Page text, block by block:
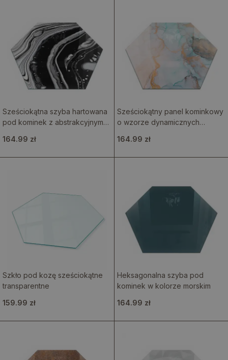
Sześciokątna szyba hartowana
pod kominek z abstrakcyjnym
164.99 zł
Sześciokątny panel kominkowy
o wzorze dynamicznych
164.99 zł
Szkło pod kozę sześciokątne
transparentne
159.99 zł
Heksagonalna szyba pod
kominek w kolorze morskim
164.99 zł